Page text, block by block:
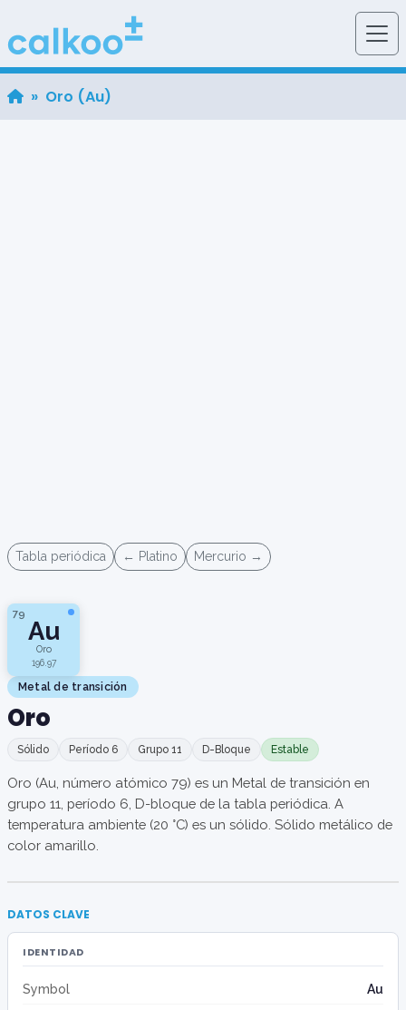
» Oro (Au)
Tabla periódica ← Platino Mercurio →
79
Au
Oro
196.97
Metal de transición
Oro
Sólido Período 6 Grupo 11 D-Bloque Estable
Oro (Au, número atómico 79) es un Metal de transición en
grupo 11, período 6, D-bloque de la tabla periódica. A
temperatura ambiente (20 °C) es un sólido. Sólido metálico de
color amarillo.
DATOS CLAVE
IDENTIDAD
Symbol
Au